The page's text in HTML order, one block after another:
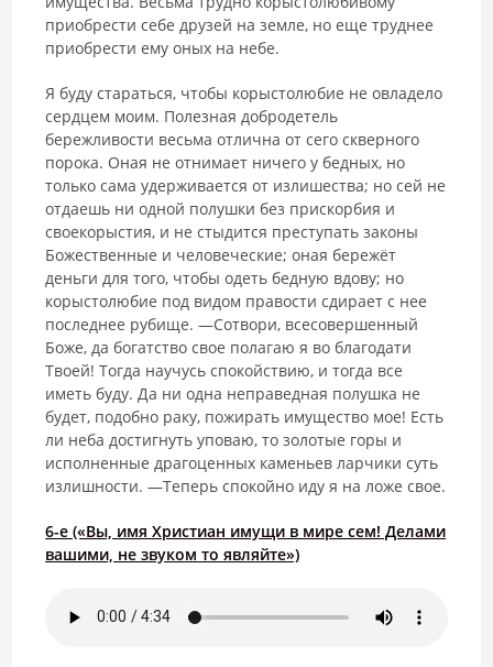
приобрести себе друзей на земле, но еще труднее
приобрести ему оных на небе.
Я буду стараться, чтобы корыстолюбие не овладело
сердцем моим. Полезная добродетель
бережливости весьма отлична от сего скверного
порока. Оная не отнимает ничего у бедных, но
только сама удерживается от излишества; но сей не
отдаешь ни одной полушки без прискорбия и
своекорыстия, и не стыдится преступать законы
Божественные и человеческие; оная бережёт
деньги для того, чтобы одеть бедную вдову; но
корыстолюбие под видом правости сдирает с нее
последнее рубище. ―Сотвори, всесовершенный
Боже, да богатство свое полагаю я во благодати
Твоей! Тогда научусь спокойствию, и тогда все
иметь буду. Да ни одна неправедная полушка не
будет, подобно раку, пожирать имущество мое! Есть
ли неба достигнуть уповаю, то золотые горы и
исполненные драгоценных каменьев ларчики суть
излишности. ―Теперь спокойно иду я на ложе свое.
6-е («Вы, имя Христиан имущи в мире сем! Делами
вашими, не звуком то являйте»)